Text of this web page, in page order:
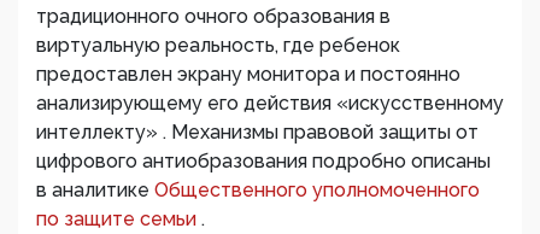
традиционного очного образования в
виртуальную реальность, где ребенок
предоставлен экрану монитора и постоянно
анализирующему его действия «искусственному
интеллекту» . Механизмы правовой защиты от
цифрового антиобразования подробно описаны
в аналитике Общественного уполномоченного
по защите семьи .